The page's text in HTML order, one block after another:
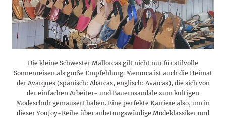
Die kleine Schwester Mallorcas gilt nicht nur für stilvolle
Sonnenreisen als große Empfehlung. Menorca ist auch die Heimat
der Avarques (spanisch: Abarcas, englisch: Avarcas), die sich von
der einfachen Arbeiter- und Bauernsandale zum kultigen
Modeschuh gemausert haben. Eine perfekte Karriere also, um in
dieser YouJoy-Reihe über anbetungswürdige Modeklassiker und